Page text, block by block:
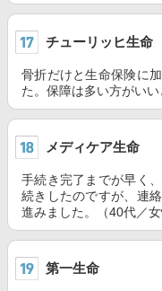
チューリッヒ生命
骨折だけと生命保険に
た。保障は多い方がい
メディケア生命
手続き完了までが早く
続きしたのですが、連
進みました。（40代／女
第一生命